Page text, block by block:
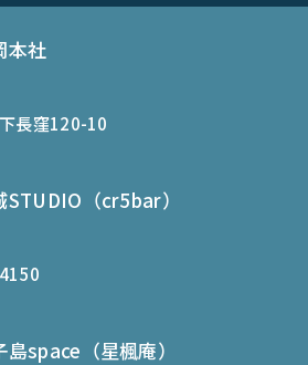
本社
長窪120-10
（cr5bar）
島space （星楓庵）